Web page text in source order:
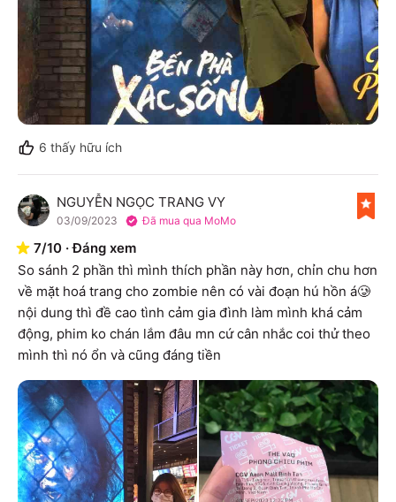
6 thấy hữu ích
N NGUYỄN NGỌC TRANG VY
03/09/2023 Đã mua qua MoMo
7/10 ·Đáng xem
So sánh 2 phần thì mình thích phần này hơn, chỉn chu hơn
về mặt hoá trang cho zombie nên có vài đoạn hú hồn á🥲
nội dung thì đề cao tình cảm gia đình làm mình khá cảm
động, phim ko chán lắm đâu mn cứ cân nhắc coi thử theo
mình thì nó ổn và cũng đáng tiền